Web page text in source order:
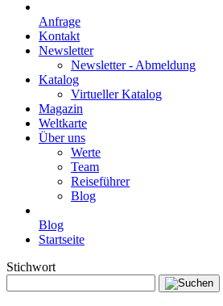
Anfrage
Kontakt
Newsletter
Newsletter - Abmeldung
Katalog
Virtueller Katalog
Magazin
Weltkarte
Über uns
Werte
Team
Reiseführer
Blog
Blog
Startseite
Stichwort